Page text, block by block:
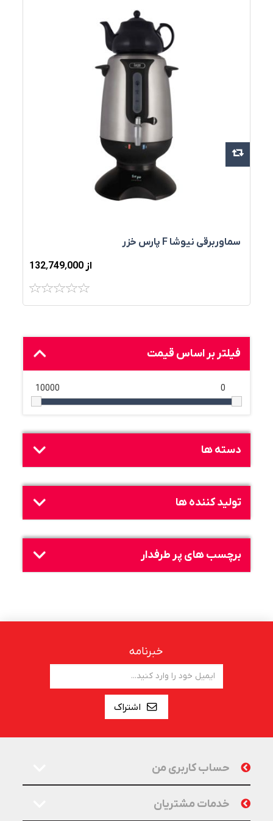
سماوربرقی نیوشا F پارس خزر
از 132٬749٬000
فیلتر بر اساس قیمت
0
10000
دسته ها
تولید کننده ها
برچسب های پر طرفدار
خبرنامه
اشتراک
حساب کاربری من
خدمات مشتریان